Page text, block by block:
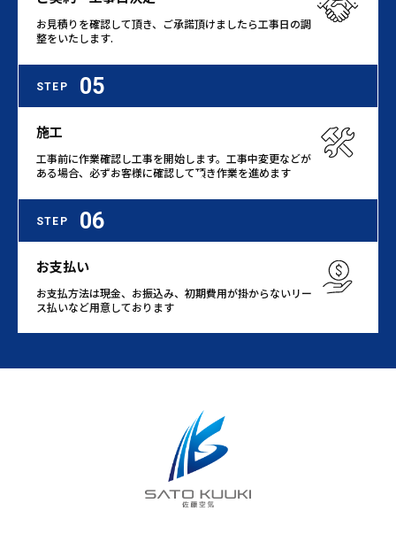
お見積りを確認して頂き、ご承諾頂けましたら工事日の調
整をいたします.
STEP 05
施工
工事前に作業確認し工事を開始します。工事中変更などが
ある場合、必ずお客様に確認して頂き作業を進めます
STEP 06
お支払い
お支払方法は現金、お振込み、初期費用が掛からないリー
ス払いなど用意しております